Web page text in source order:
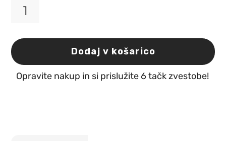
jopič
za
pse
cm
Dodaj v košarico
Opravite nakup in si prislužite 6 tačk zvestobe!